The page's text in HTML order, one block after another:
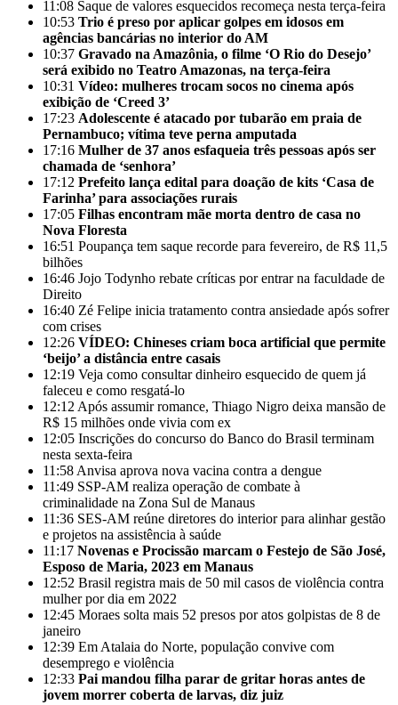
11:08 Saque de valores esquecidos recomeça nesta terça-feira
10:53 Trio é preso por aplicar golpes em idosos em
agências bancárias no interior do AM
10:37 Gravado na Amazônia, o filme ‘O Rio do Desejo’
será exibido no Teatro Amazonas, na terça-feira
10:31 Vídeo: mulheres trocam socos no cinema após
exibição de ‘Creed 3’
17:23 Adolescente é atacado por tubarão em praia de
Pernambuco; vítima teve perna amputada
17:16 Mulher de 37 anos esfaqueia três pessoas após ser
chamada de ‘senhora’
17:12 Prefeito lança edital para doação de kits ‘Casa de
Farinha’ para associações rurais
17:05 Filhas encontram mãe morta dentro de casa no
Nova Floresta
16:51 Poupança tem saque recorde para fevereiro, de R$ 11,5
bilhões
16:46 Jojo Todynho rebate críticas por entrar na faculdade de
Direito
16:40 Zé Felipe inicia tratamento contra ansiedade após sofrer
com crises
12:26 VÍDEO: Chineses criam boca artificial que permite
‘beijo’ a distância entre casais
12:19 Veja como consultar dinheiro esquecido de quem já
faleceu e como resgatá-lo
12:12 Após assumir romance, Thiago Nigro deixa mansão de
R$ 15 milhões onde vivia com ex
12:05 Inscrições do concurso do Banco do Brasil terminam
nesta sexta-feira
11:58 Anvisa aprova nova vacina contra a dengue
11:49 SSP-AM realiza operação de combate à
criminalidade na Zona Sul de Manaus
11:36 SES-AM reúne diretores do interior para alinhar gestão
e projetos na assistência à saúde
11:17 Novenas e Procissão marcam o Festejo de São José,
Esposo de Maria, 2023 em Manaus
12:52 Brasil registra mais de 50 mil casos de violência contra
mulher por dia em 2022
12:45 Moraes solta mais 52 presos por atos golpistas de 8 de
janeiro
12:39 Em Atalaia do Norte, população convive com
desemprego e violência
12:33 Pai mandou filha parar de gritar horas antes de
jovem morrer coberta de larvas, diz juiz